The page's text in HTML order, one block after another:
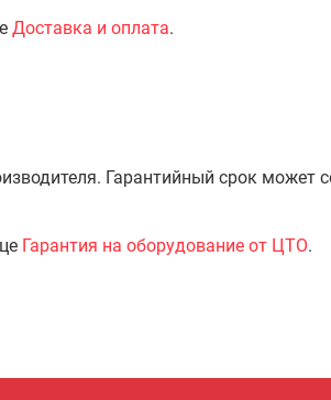
Доставка и оплата.
Гарантийный срок может
Гарантия на оборудование от ЦТО.